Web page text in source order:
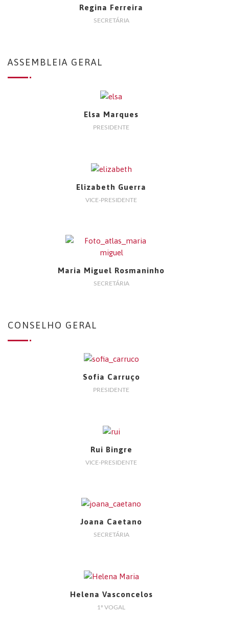
Regina Ferreira
SECRETÁRIA
ASSEMBLEIA GERAL
Elsa Marques
PRESIDENTE
Elizabeth Guerra
VICE-PRESIDENTE
Maria Miguel Rosmaninho
SECRETÁRIA
CONSELHO GERAL
Sofia Carruço
PRESIDENTE
Rui Bingre
VICE-PRESIDENTE
Joana Caetano
SECRETÁRIA
Helena Vasconcelos
1ª VOGAL